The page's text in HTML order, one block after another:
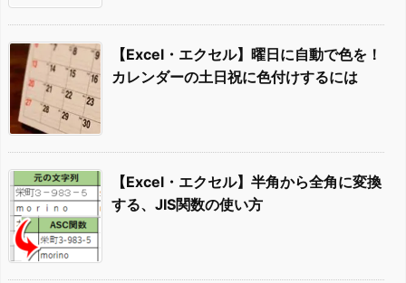
【Excel・エクセル】曜日に自動で色を！
カレンダーの土日祝に色付けするには
【Excel・エクセル】半角から全角に変換
する、JIS関数の使い方